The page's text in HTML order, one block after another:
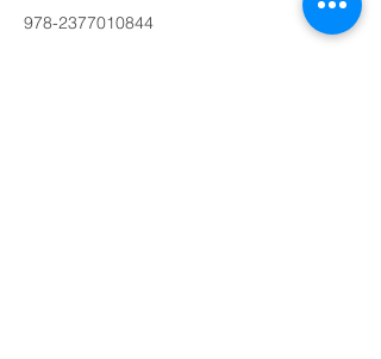
978-2377010844